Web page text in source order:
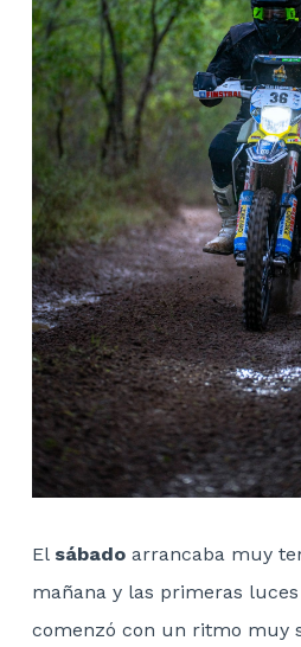
El sábado arrancaba muy
mañana y las primeras
comenzó con un ritmo muy